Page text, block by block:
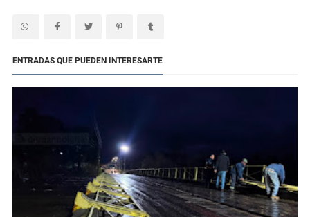
ENTRADAS QUE PUEDEN INTERESARTE